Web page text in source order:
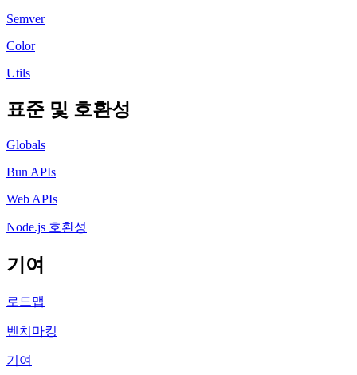
Semver
Color
Utils
표준 및 호환성
Globals
Bun APIs
Web APIs
Node.js 호환성
기여
로드맵
벤치마킹
기여